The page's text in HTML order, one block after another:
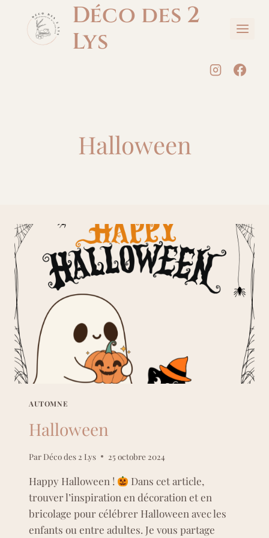
contenu
Déco des 2
Lys
Halloween
AUTOMNE
Halloween
Par Déco des 2 Lys 25 octobre 2024
Happy Halloween !
Dans cet article,
trouver l’inspiration en décoration et en
bricolage pour célébrer Halloween avec les
enfants ou entre adultes. Je vous partage